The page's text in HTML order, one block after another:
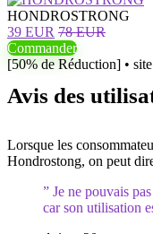
HONDROSTRONG
39 EUR 78 EUR
Commander
[50% de Réduction] •
Avis des
Lorsque les
Hondrostong, on peut
” Je ne pouvais
car son utilisation